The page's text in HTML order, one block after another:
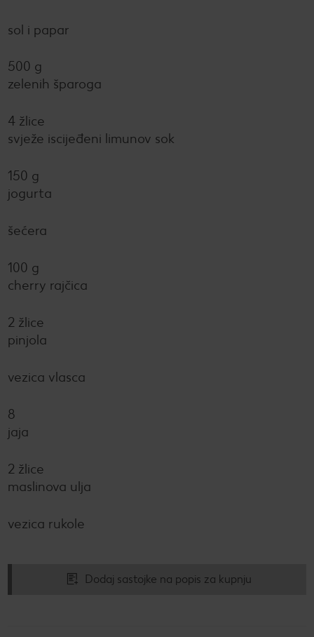
sol i papar
500 g
zelenih šparoga
4 žlice
svježe iscijeđeni limunov sok
150 g
jogurta
šećera
100 g
cherry rajčica
2 žlice
pinjola
vezica vlasca
8
jaja
2 žlice
maslinova ulja
vezica rukole
Dodaj sastojke na popis za kupnju